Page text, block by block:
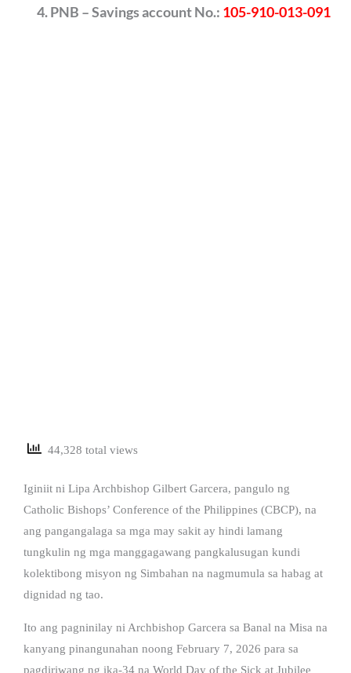
PNB – Savings account No.: 105-910-013-091
44,328 total views
Iginiit ni Lipa Archbishop Gilbert Garcera, pangulo ng
Catholic Bishops’ Conference of the Philippines (CBCP), na
ang pangangalaga sa mga may sakit ay hindi lamang
tungkulin ng mga manggagawang pangkalusugan kundi
kolektibong misyon ng Simbahan na nagmumula sa habag at
dignidad ng tao.
Ito ang pagninilay ni Archbishop Garcera sa Banal na Misa na
kanyang pinangunahan noong February 7, 2026 para sa
pagdiriwang ng ika-34 na World Day of the Sick at Jubilee